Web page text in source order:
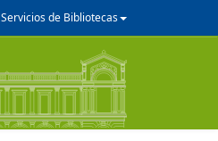
Servicios de Bibliotecas